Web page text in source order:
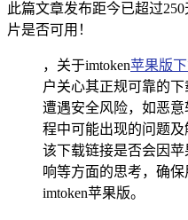
此篇文章发布距今已超过250
片是否可用！
，关于imtoken苹果版
户关心其正规可靠的
遭遇安全风险，如恶
程中可能出现的问题
该下载链接是否会因
响等方面的思考，确
imtoken苹果版。